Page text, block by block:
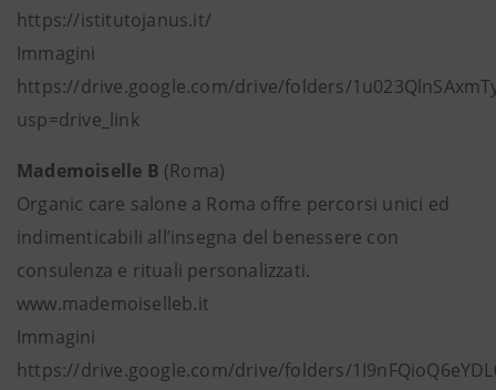
https://istitutojanus.it/
Immagini
https://drive.google.com/drive/folders/
usp=drive_link
Mademoiselle B (Roma)
Organic care salone a Roma offre percorsi unici ed
indimenticabili all’insegna del benessere con
consulenza e rituali personalizzati.
www.mademoiselleb.it
Immagini
https://drive.google.com/drive/folders/